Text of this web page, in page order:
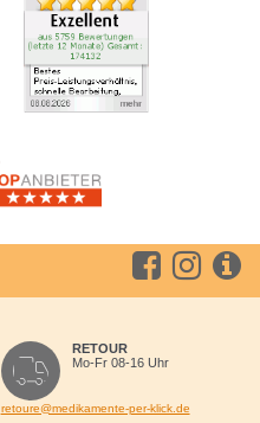
RETOUR
Mo-Fr 08-16 Uhr
retoure@medikamente-per-klick.de